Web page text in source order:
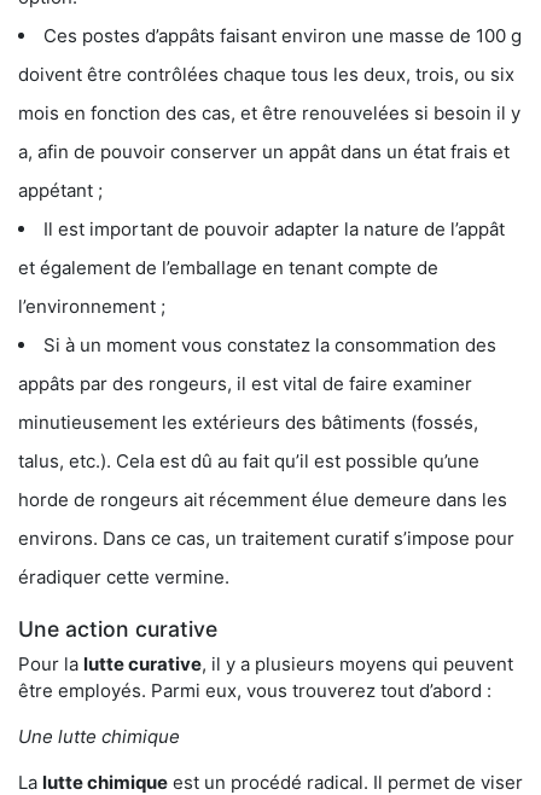
Ces postes d’appâts faisant environ une masse de 100 g
doivent être contrôlées chaque tous les deux, trois, ou six
mois en fonction des cas, et être renouvelées si besoin il y
a, afin de pouvoir conserver un appât dans un état frais et
appétant ;
Il est important de pouvoir adapter la nature de l’appât
et également de l’emballage en tenant compte de
l’environnement ;
Si à un moment vous constatez la consommation des
appâts par des rongeurs, il est vital de faire examiner
minutieusement les extérieurs des bâtiments (fossés,
talus, etc.). Cela est dû au fait qu’il est possible qu’une
horde de rongeurs ait récemment élue demeure dans les
environs. Dans ce cas, un traitement curatif s’impose pour
éradiquer cette vermine.
Une action curative
Pour la lutte curative, il y a plusieurs moyens qui peuvent
être employés. Parmi eux, vous trouverez tout d’abord :
Une lutte chimique
La lutte chimique est un procédé radical. Il permet de viser